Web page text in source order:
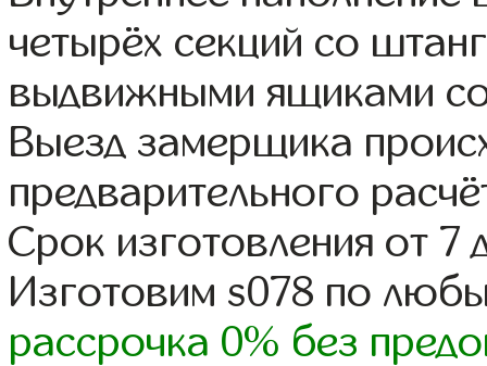
четырёх секций со
выдвижными ящиками
Выезд замерщика
предварительного
Срок изготовления от 7
Изготовим s078 по
рассрочка 0% без